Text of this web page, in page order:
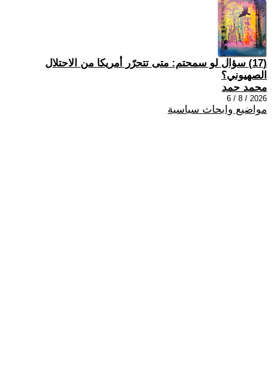
(17) سؤال لو سمحتم: متى تتحرّر أمريكا من الاحتلال
الصهيوني؟
محمد حمد
2026 / 8 / 6
مواضيع وابحاث سياسية